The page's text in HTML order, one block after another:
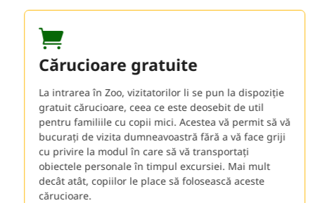
Cărucioare gratuite
La intrarea în Zoo, vizitatorilor li se pun la dispoziție
gratuit cărucioare, ceea ce este deosebit de util
pentru familiile cu copii mici. Acestea vă permit să vă
bucurați de vizita dumneavoastră fără a vă face griji
cu privire la modul în care să vă transportați
obiectele personale în timpul excursiei. Mai mult
decât atât, copiilor le place să folosească aceste
cărucioare.